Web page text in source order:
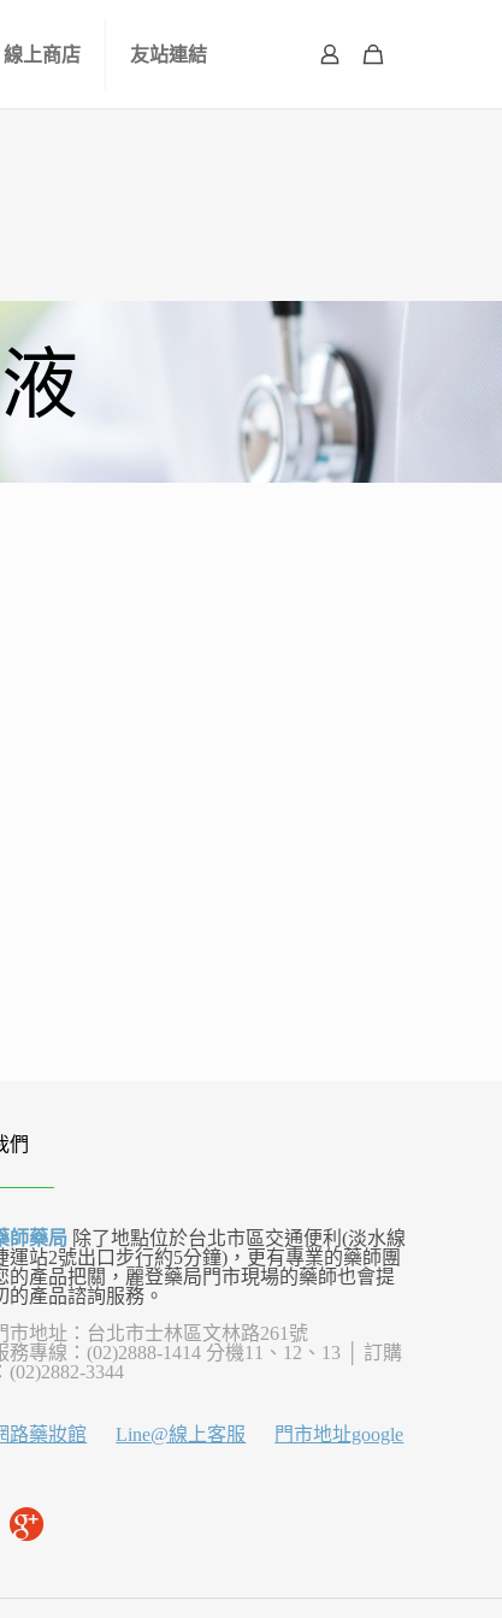
線上商店 友站連結
們
師藥局 除了地點位於台北市區交通便利(淡水線
運站2號出口步行約5分鐘)，更有專業的藥師團
的產品把關，麗登藥局門市現場的藥師也會提
的產品諮詢服務。
市地址：台北市士林區文林路261號
務專線：(02)2888-1414 分機11、12、13 │ 訂購
(02)2882-3344
路藥妝館 Line@線上客服
門市地址google